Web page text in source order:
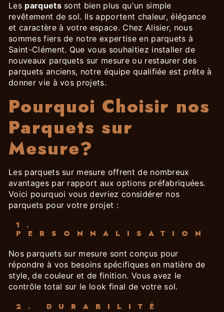
Les parquetssont bien plus qu'un simple
revêtement de sol. Ils apportent chaleur, élégance
et caractère à votre espace. Chez Alisier, nous
sommes fiers de notre expertise en parquets à
Saint-Clément. Que vous souhaitiez installer de
nouveaux parquets sur mesure ou restaurer des
parquets anciens, notre équipe qualifiée est prête à
donner vie à vos projets.
Pourquoi Choisir nos
Parquets sur
Mesure?
Les parquets sur mesure offrent de nombreux
avantages par rapport aux options préfabriquées.
Voici pourquoi vous devriez considérer nos
parquets pour votre projet :
1.
PERSONNALISATION
Nos parquets sur mesure sont conçus pour
répondre à vos besoins spécifiques en matière de
style, de couleur et de finition. Vous avez le
contrôle total sur le look final de votre sol.
2. DURABILITÉ